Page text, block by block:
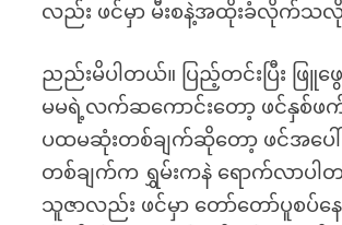
လည်း ဖင်မှာ မီးစနဲ့အထိုးခံလိုက်သလို
ညည်းမိပါတယ်။ ပြည့်တင်းပြီး ဖြူဖွ
မမရဲ့လက်ဆကောင်းတော့ ဖင်နှစ်
ပထမဆုံးတစ်ချက်ဆိုတော့ ဖင်အပေါ်
တစ်ချက်က ရွှမ်းကနဲ ရောက်လာပါ
သူဇာလည်း ဖင်မှာ တော်တော်ပူစပ်